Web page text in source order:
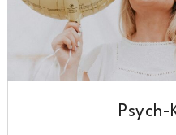
Psych-